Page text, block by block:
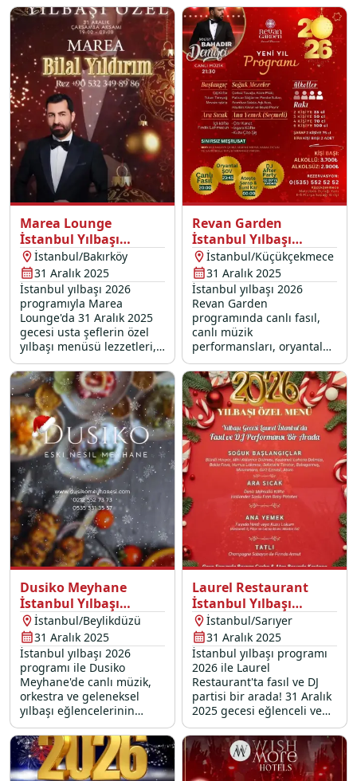
özel yılbaşı konserleri ve
yılbaşı etkinlikleri ile yeni
yıla merhaba deyin. Seçkin
yılbaşı mekanları arasında
fark yaratan otelimizde
yerinizi ayırtın!
davet ediyor.
Marea Lounge
İstanbul Yılbaşı
Programı 2026
İstanbul/Bakırköy
31 Aralık 2025
İstanbul yılbaşı 2026
programıyla Marea
Lounge'da 31 Aralık 2025
gecesi usta şeflerin özel
yılbaşı menüsü lezzetleri,
Bilal Yıldırım canlı
performans, oryantal show
ve DJ performans sizleri
bekliyor.
Revan Garden
İstanbul Yılbaşı
Programı 2026
İstanbul/Küçükçekmece
31 Aralık 2025
İstanbul yılbaşı 2026
Revan Garden
programında canlı fasıl,
canlı müzik
performansları, oryantal
show ve DJ partisi ile dolu
dolu bir 31 Aralık 2025
yılbaşı gecesi sizleri
bekliyor.
Dusiko Meyhane
İstanbul Yılbaşı
Programı 2026
İstanbul/Beylikdüzü
31 Aralık 2025
İstanbul yılbaşı 2026
programı ile Dusiko
Meyhane'de canlı müzik,
orkestra ve geleneksel
yılbaşı eğlencelerinin
vazgeçilmezi dansöz
performansıyla, sabahın
ilk ışıklarına kadar sürecek
bir eğlenceye davetlisiniz.
Laurel Restaurant
İstanbul Yılbaşı
Programı 2026
İstanbul/Sarıyer
31 Aralık 2025
İstanbul yılbaşı programı
2026 ile Laurel
Restaurant'ta fasıl ve DJ
partisi bir arada! 31 Aralık
2025 gecesi eğlenceli ve
lezzet şöleni ile dolu bir
programda yeriniz almak
için hemen rezervasyon
yapın.